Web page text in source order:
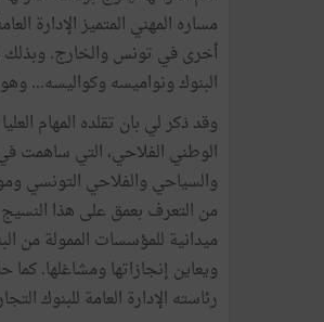
مساره المهني المتميز الإدارة
أخرى في تونس والخارج. وبذلك
البنوك ونواميسه وكواليسه...
وقد ذكر لي بان تقلده المهام
الوطني الفلاحي، التي ساهمت
والسياحي والفلاحي التونسي
من التعرف بعمق على هذا
ميدانية للمؤسسات الممولة من
ويعاين إنجازاتها ومشاغلها.
رئاسته الإدارة العامة للبنوك